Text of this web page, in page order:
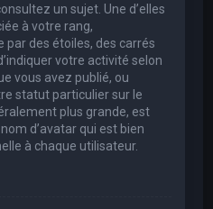
un sujet. Une d’elles
à votre rang,
des étoiles, des carrés
votre activité selon
vous avez publié, ou
statut particulier sur le
plus grande, est
d’avatar qui est bien
à chaque utilisateur.